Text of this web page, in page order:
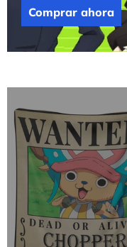
Comprar ahora